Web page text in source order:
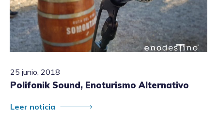
25 junio, 2018
Polifonik Sound, Enoturismo Alternativo
Leer noticia